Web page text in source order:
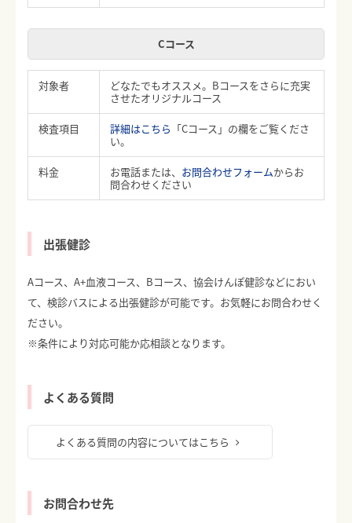
Cコース
対象者
どなたでもオススメ。Bコースをさらに充実
させたオリジナルコース
検査項目 詳細はこちら 「Cコース」の欄をご覧くださ
い。
料金 お電話または、 お問合わせフォームからお
問合わせください
出張健診
Aコース、A+血液コース、Bコース、協会けんぽ健診などにおい
て、検診バスによる出張健診が可能です。お気軽にお問合わせく
ださい。
※条件により対応可能か応相談となります。
よくある質問
よくある質問の内容についてはこちら
お問合わせ先